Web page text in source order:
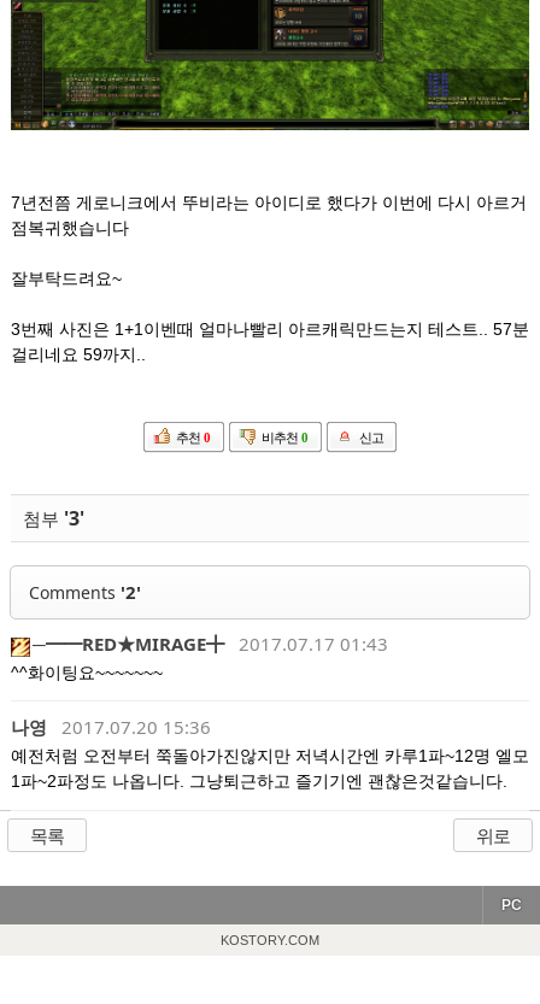
7년전쯤 게로니크에서 뚜비라는 아이디로 했다가 이번에 다시 아르거
점복귀했습니다
잘부탁드려요~
3번째 사진은 1+1이벤때 얼마나빨리 아르캐릭만드는지 테스트.. 57분
걸리네요 59까지..
추천 0 비추천 0 신고
첨부 '3'
Comments '2'
─━━RED★MIRAGE╋ 2017.07.17 01:43
^^화이팅요~~~~~~~
나영 2017.07.20 15:36
예전처럼 오전부터 쭉돌아가진않지만 저녁시간엔 카루1파~12명 엘모
1파~2파정도 나옵니다. 그냥퇴근하고 즐기기엔 괜찮은것같습니다.
목록 위로
PC
KOSTORY.COM